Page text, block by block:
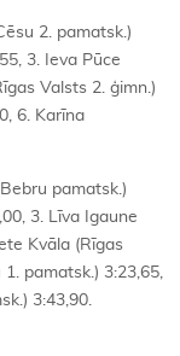
2. pamatsk.)
3. Ieva Pūce
Valsts 2. ģimn.)
6. Karīna
pamatsk.)
3. Līva Igaune
Kvāla (Rīgas
pamatsk.) 3:23,65,
3:43,90.